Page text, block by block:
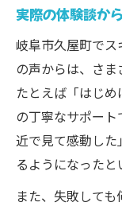
実際の体験談か
岐阜市久屋町で
の声からは、さま
たとえば「はじ
の丁寧なサポー
近で見て感動し
るようになったと
また、失敗して